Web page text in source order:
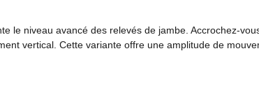
le niveau avancé des relevés de jambe. Accrochez-
vertical. Cette variante offre une amplitude de